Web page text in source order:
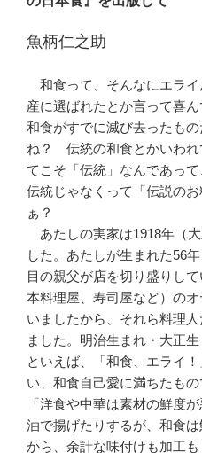
魚柄仁之助
和食って、そんなにエラ
産に選ばれたとか言って喜ん
和食がすでに滅び去ったも
ね？ 伝統の和食とかいわれ
てこそ「伝統」なんであって
伝統じゃなくって「伝説の
ぁ？
あたしの実家は1918年（
した。あたしが生まれた56
目の親父が店を切り盛りし
本料理屋、寿司屋など）の
いましたから、それら料理
ました。明治生まれ・大正
といえば、「和食、エライ
い、和食自己愛に満ちたもの
「洋食や中華は素材の鮮度
油で揚げたりするが、和食
から、余計な味付けも加工